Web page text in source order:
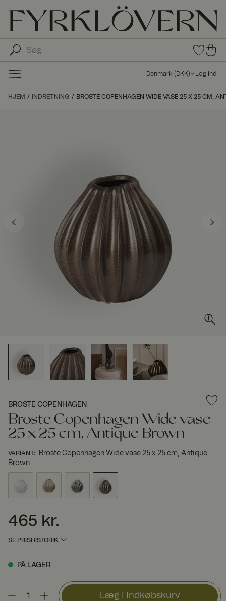
0
var
fav
0
var
er i
kø
Denmark ( DKK) Log ind
HJEM INDRETNING BROSTE COPENHAGEN WIDE VASE 25 X 25 CM,
BROSTE COPENHAGEN
Broste Copenhagen Wide vase
25 x 25 cm, Antique Brown
VARIANT:
Broste Copenhagen Wide vase 25 x 25 cm, Antique
Brown
Pris:465 kr.
465 kr.
SE PRISHISTORIK
PÅ LAGER
Læg i indkøbskurv